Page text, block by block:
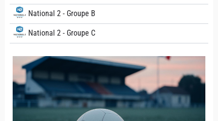
National 2 - Groupe B
National 2 - Groupe C